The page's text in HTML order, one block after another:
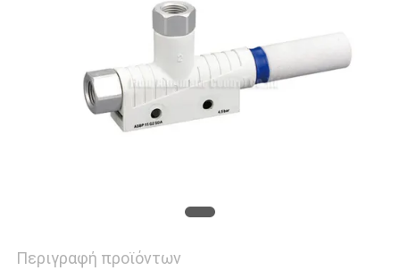
POLICY
Περιγραφή προϊόντων